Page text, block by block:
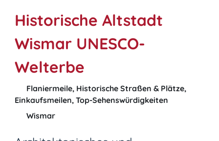
Historische Altstadt
Wismar UNESCO-
Welterbe
Flaniermeile, Historische Straßen & Plätze,
Einkaufsmeilen, Top-Sehenswürdigkeiten
Wismar